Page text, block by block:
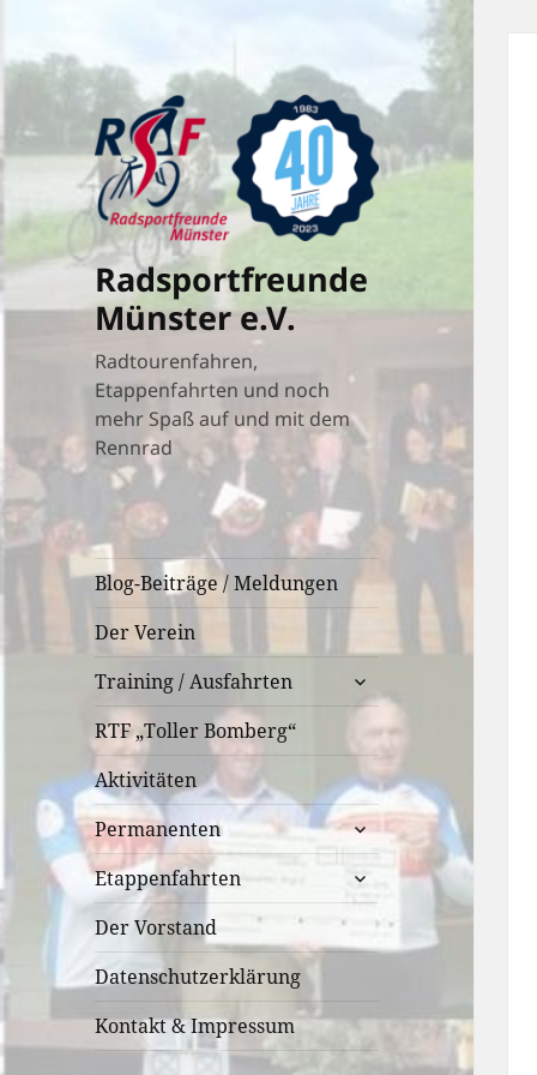
Radsportfreunde
Münster e.V.
Radtourenfahren,
Etappenfahrten und noch
mehr Spaß auf und mit dem
Rennrad
Blog-Beiträge / Meldungen
Der Verein
Training / Ausfahrten
untermenü
öffnen
RTF „Toller Bomberg“
Aktivitäten
Permanenten
untermenü
öffnen
Etappenfahrten
untermenü
öffnen
Der Vorstand
Datenschutzerklärung
Kontakt & Impressum